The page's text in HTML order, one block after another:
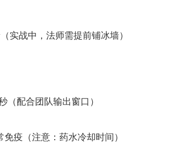
实战中，法师需提前铺冰墙）
（配合团队输出窗口）
疫（注意：药水冷却时间）